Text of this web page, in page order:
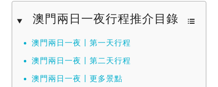
澳門兩日一夜行程推介目錄
澳門兩日一夜〡第一天行程
澳門兩日一夜〡第二天行程
澳門兩日一夜〡更多景點